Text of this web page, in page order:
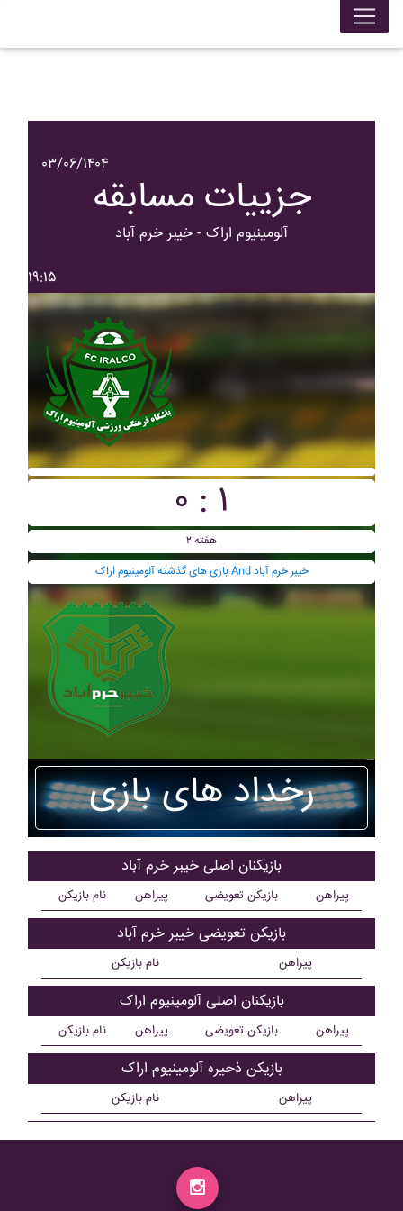
۰۳/۰۶/۱۴۰۴
جزییات مسابقه
آلومينيوم اراک - خيبر خرم آباد
۱۹:۱۵
۰ : ۱
هفته ۲
بازی های گذشته آلومينيوم اراک And خيبر خرم آباد
رخداد های بازی
بازیکنان اصلی خيبر خرم آباد
نام بازیکن پیراهن بازیکن تعویضی پیراهن
بازیکن تعویضی خيبر خرم آباد
نام بازیکن پیراهن
بازیکنان اصلی آلومينيوم اراک
نام بازیکن پیراهن بازیکن تعویضی پیراهن
بازیکن ذحیره آلومينيوم اراک
نام بازیکن پیراهن